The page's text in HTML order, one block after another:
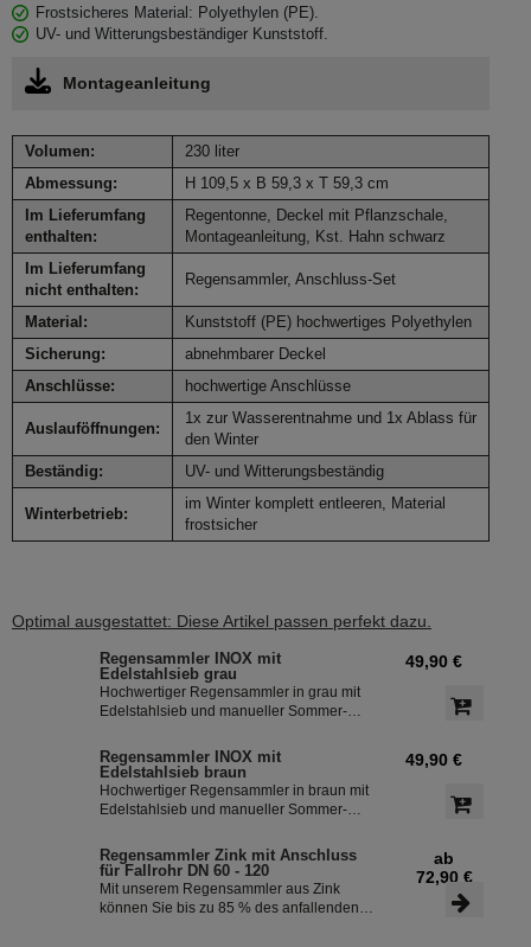
Frostsicheres Material: Polyethylen (PE).
UV- und Witterungsbeständiger Kunststoff.
Montageanleitung
Volumen:
230 liter
Abmessung:
H 109,5 x B 59,3 x T 59,3 cm
Im Lieferumfang
enthalten:
Regentonne, Deckel mit Pflanzschale,
Montageanleitung, Kst. Hahn schwarz
Im Lieferumfang
nicht enthalten:
Regensammler, Anschluss-Set
Material:
Kunststoff (PE) hochwertiges Polyethylen
Sicherung:
abnehmbarer Deckel
Anschlüsse:
hochwertige Anschlüsse
Auslauföffnungen:
1x zur Wasserentnahme und 1x Ablass für
den Winter
Beständig:
UV- und Witterungsbeständig
Winterbetrieb:
im Winter komplett entleeren, Material
frostsicher
Optimal ausgestattet: Diese Artikel passen perfekt dazu.
Regensammler INOX mit
Edelstahlsieb grau
Hochwertiger Regensammler in grau mit
Edelstahlsieb und manueller Sommer-
INOX verfügt über einen integriertem
Überlaufstop und leitet zuverlässig
sauberes Regenwasser in ihre
Regentonne. Dieser Fallrohrfilter ist bereits
49,90 €
Regensammler INOX mit
Edelstahlsieb braun
Hochwertiger Regensammler in braun mit
Edelstahlsieb und manueller Sommer-
INOX verfügt über einen integriertem
Überlaufstop und leitet zuverlässig
sauberes Regenwasser in ihre
Regentonne. Dieser Fallrohrfilter ist bereits
49,90 €
Regensammler Zink mit Anschluss
für Fallrohr DN 60 - 120
Mit unserem Regensammler aus Zink
können Sie bis zu 85 % des anfallenden
ab
72,90 €